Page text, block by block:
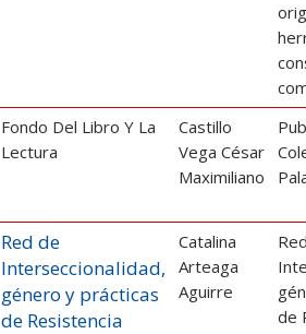
Fondo Del Libro Y La
Lectura
Castillo
Vega César
Maximiliano
Red de
Interseccionalidad,
género y prácticas
de Resistencia
Catalina
Arteaga
Aguirre
de